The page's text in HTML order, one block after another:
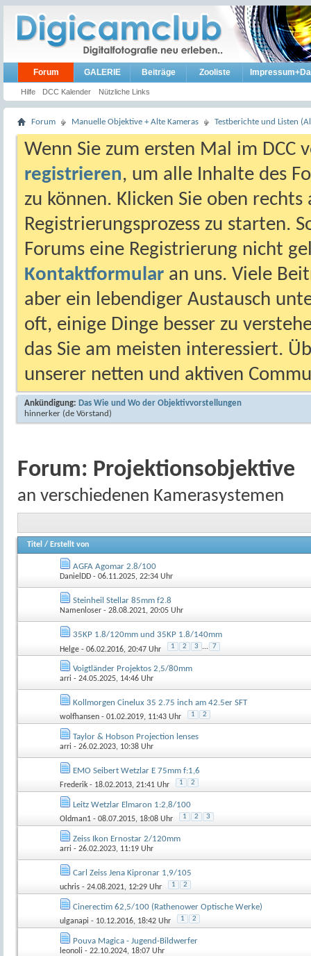
Forum
Hilfe DCC Kalender Nützliche Links
GALERIE Beiträge Zooliste
Forum Manuelle Objektive + Alte Kameras Testberichte und Listen
Wenn Sie zum ersten Mal im DCC
registrieren, um alle Inhalte des
zu können. Klicken Sie oben
Registrierungsprozess zu starten.
Forums eine Registrierung nicht
Kontaktformular an uns. Viele
aber ein lebendiger Austausch
oft, einige Dinge besser zu
das Sie am meisten interessiert.
unserer netten und aktiven
Ankündigung: Das Wie und Wo der Objektivvorstellungen
hinnerker (de Vörstand)
Forum: Projektionsobjektive
an verschiedenen Kamerasystemen
Titel / Erstellt von
AGFA Agomar 2.8/100
DanielDD - 06.11.2025, 22:34 Uhr
Steinheil Stellar 85mm f2.8
Namenloser - 28.08.2021, 20:05 Uhr
35KP 1.8/120mm und 35KP 1.8/140mm
Helge - 06.02.2016, 20:47 Uhr 1 2 3 ... 7
Voigtländer Projektos 2,5/80mm
arri - 24.05.2025, 14:46 Uhr
Kollmorgen Cinelux 35 2.75 inch am 42.5er SFT
wolfhansen - 01.02.2019, 11:43 Uhr 1 2
Taylor & Hobson Projection lenses
arri - 26.02.2023, 10:38 Uhr
EMO Seibert Wetzlar E 75mm f:1,6
Frederik - 18.02.2013, 21:41 Uhr 1 2
Leitz Wetzlar Elmaron 1:2,8/100
Oldman1 - 08.07.2015, 18:08 Uhr 1 2 3
Zeiss Ikon Ernostar 2/120mm
arri - 26.02.2023, 11:19 Uhr
Carl Zeiss Jena Kipronar 1,9/105
uchris - 24.08.2021, 12:29 Uhr 1 2
Cinerectim 62,5/100 (Rathenower Optische Werke)
ulganapi - 10.12.2016, 18:42 Uhr 1 2
Pouva Magica - Jugend-Bildwerfer
leonoli - 22.10.2024, 18:07 Uhr